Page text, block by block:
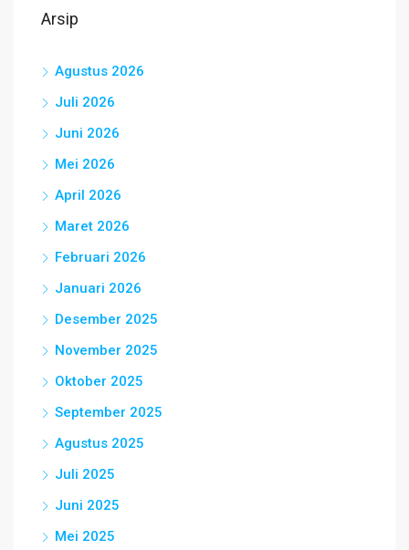
Arsip
Agustus 2026
Juli 2026
Juni 2026
Mei 2026
April 2026
Maret 2026
Februari 2026
Januari 2026
Desember 2025
November 2025
Oktober 2025
September 2025
Agustus 2025
Juli 2025
Juni 2025
Mei 2025